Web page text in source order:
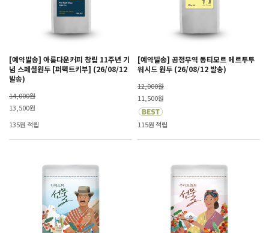
[예약발송] 아름다운커피 창립 11주년 기
념 스페셜원두 [퍼펙트키부] (26/08/12
발송)
14,000원
13,500원
135원 적립
[예약발송] 공정무역 동티모르 메르투투
워시드 원두 (26/08/12 발송)
12,000원
11,500원
115원 적립